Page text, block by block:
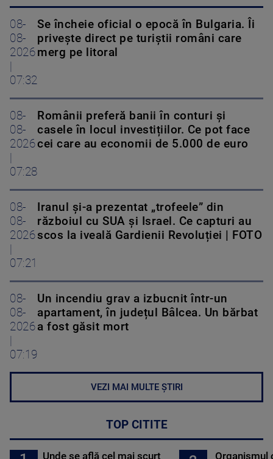
08-
08-
2026
07:32
Se încheie oficial o epocă în Bulgaria. Îi
privește direct pe turiștii români care
merg pe litoral
08-
08-
2026
07:28
Românii preferă banii în conturi și
casele în locul investițiilor. Ce pot face
cei care au economii de 5.000 de euro
08-
08-
2026
07:21
Iranul și-a prezentat „trofeele” din
războiul cu SUA și Israel. Ce capturi au
scos la iveală Gardienii Revoluției | FOTO
08-
08-
2026
07:19
Un incendiu grav a izbucnit într-un
apartament, în județul Bâlcea. Un bărbat
a fost găsit mort
VEZI MAI MULTE ȘTIRI
TOP CITITE
Unde se află cel mai scurt
Organismul